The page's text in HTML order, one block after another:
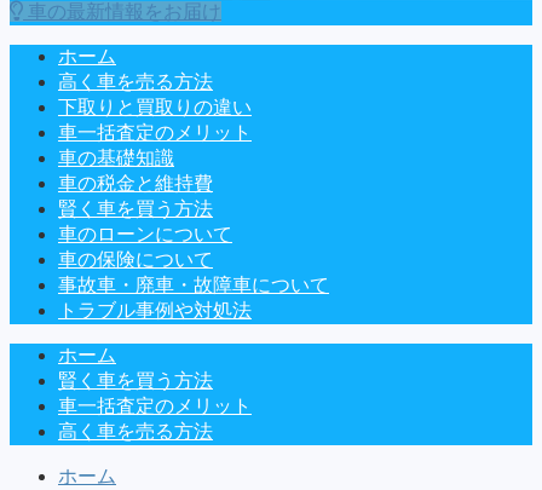
車の最新情報をお届け
ホーム
高く車を売る方法
下取りと買取りの違い
車一括査定のメリット
車の基礎知識
車の税金と維持費
賢く車を買う方法
車のローンについて
車の保険について
事故車・廃車・故障車について
トラブル事例や対処法
ホーム
賢く車を買う方法
車一括査定のメリット
高く車を売る方法
ホーム